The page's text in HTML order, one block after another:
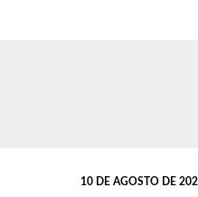
10 DE AGOSTO DE